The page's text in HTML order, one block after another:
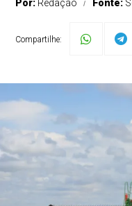
Por: Redação Fonte:
Compartilhe: